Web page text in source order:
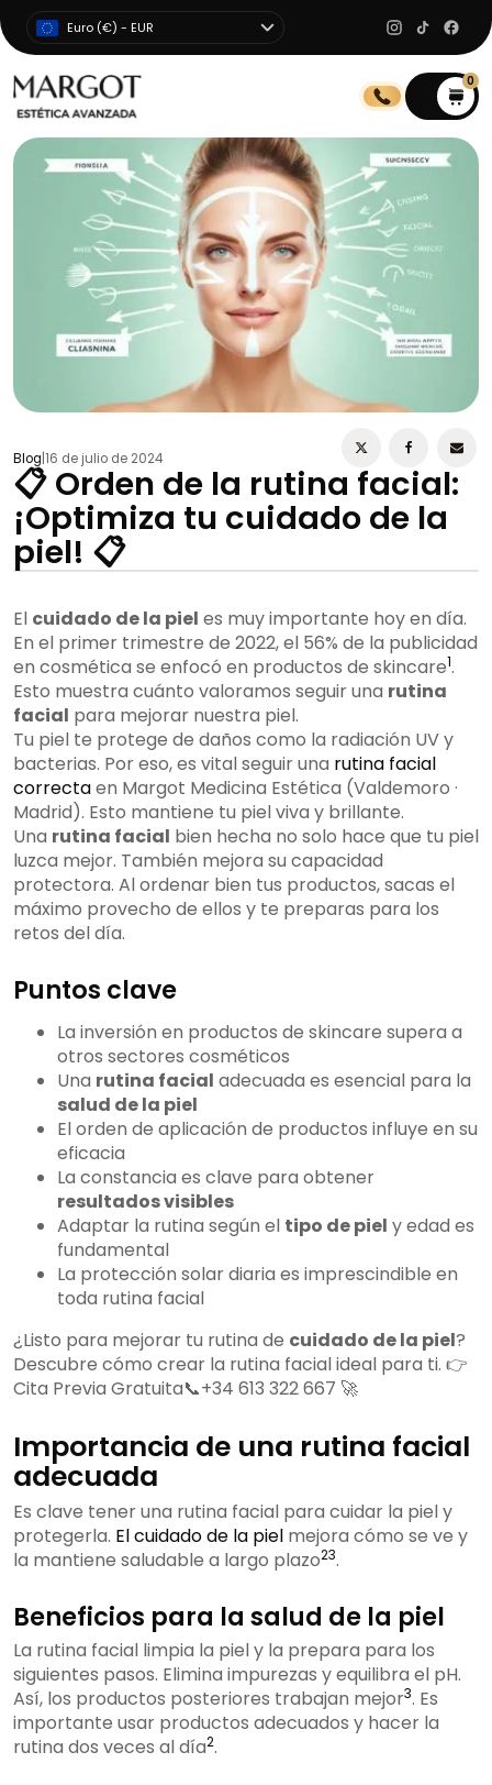
Euro (€) - EUR
0
Blog 16 de julio de 2024
📋 Orden de la rutina facial:
¡Optimiza tu cuidado de la
piel! 📋
El cuidado de la piel es muy importante hoy en día.
En el primer trimestre de 2022, el 56% de la publicidad
en cosmética se enfocó en productos de skincare1.
Esto muestra cuánto valoramos seguir una rutina
facial para mejorar nuestra piel.
Tu piel te protege de daños como la radiación UV y
bacterias. Por eso, es vital seguir una rutina facial
correctaen Margot Medicina Estética (Valdemoro ·
Madrid). Esto mantiene tu piel viva y brillante.
Una rutina facial bien hecha no solo hace que tu piel
luzca mejor. También mejora su capacidad
protectora. Al ordenar bien tus productos, sacas el
máximo provecho de ellos y te preparas para los
retos del día.
Puntos clave
La inversión en productos de skincare supera a
otros sectores cosméticos
Una rutina facial adecuada es esencial para la
salud de la piel
El orden de aplicación de productos influye en su
eficacia
La constancia es clave para obtener
resultados visibles
Adaptar la rutina según el tipo de piel y edad es
fundamental
La protección solar diaria es imprescindible en
toda rutina facial
¿Listo para mejorar tu rutina de cuidado de la piel?
Descubre cómo crear la rutina facial ideal para ti. 👉
Cita Previa Gratuita📞+34 613 322 667 🚀
Importancia de una rutina facial
adecuada
Es clave tener una rutina facial para cuidar la piel y
protegerla. El cuidado de la piel mejora cómo se ve y
la mantiene saludable a largo plazo23.
Beneficios para la salud de la piel
La rutina facial limpia la piel y la prepara para los
siguientes pasos. Elimina impurezas y equilibra el pH.
Así, los productos posteriores trabajan mejor3. Es
importante usar productos adecuados y hacer la
rutina dos veces al día2.